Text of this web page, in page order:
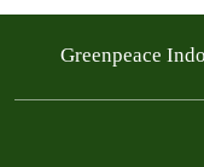
Greenpeace